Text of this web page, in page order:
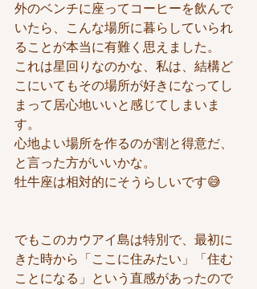
外のベンチに座ってコーヒーを飲んで
いたら、こんな場所に暮らしていられ
ることが本当に有難く思えました。
これは星回りなのかな、私は、結構ど
こにいてもその場所が好きになってし
まって居心地いいと感じてしまいま
す。
心地よい場所を作るのが割と得意だ、
と言った方がいいかな。
牡牛座は相対的にそうらしいです😅
でもこのカウアイ島は特別で、最初に
きた時から「ここに住みたい」「住む
ことになる」という直感があったので